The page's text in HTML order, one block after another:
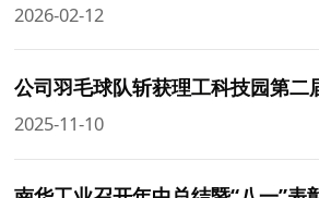
2026-02-12
2025-11-10